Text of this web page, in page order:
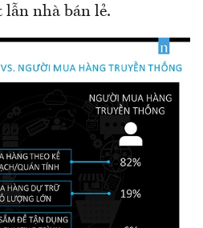
lẫn nhà bán lẻ.